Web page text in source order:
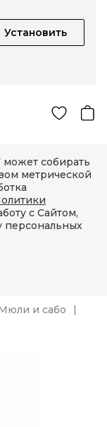
Установить
может собирать
метрической
с Сайтом,
персональных
и сабо